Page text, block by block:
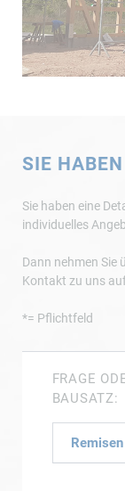
SIE
Sie haben eine
individuelles
Dann nehmen Sie
Kontakt zu uns
*= Pflichtfeld
FRAGE
BAUSATZ: